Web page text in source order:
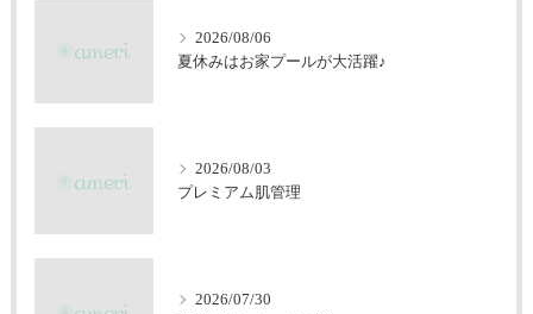
2026/08/06
夏休みはお家プールが大活躍♪
2026/08/03
プレミアム肌管理
2026/07/30